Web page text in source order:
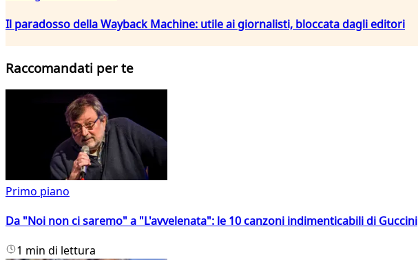
Il paradosso della Wayback Machine: utile ai giornalisti, bloccata dagli editori
Raccomandati per te
Primo piano
Da "Noi non ci saremo" a "L'avvelenata": le 10 canzoni indimenticabili di Guccini
1 min di lettura